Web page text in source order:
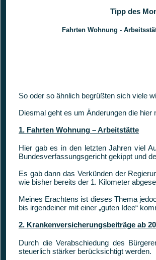
Tipp des
Fahrten Wohnung -
So oder so ähnlich begrüßten sich viele
Diesmal geht es um Änderungen die
1. Fahrten Wohnung – Arbeitstätte
Hier gab es in den letzten Jahren viel
Bundesverfassungsgericht gekippt und
Es gab dann das Verkünden der
wie bisher bereits der 1. Kilometer
Meines Erachtens ist dieses Thema
bis irgendeiner mit einer „guten Idee“
2. Krankenversicherungsbeiträge ab
Durch die Verabschiedung des
steuerlich stärker berücksichtigt werden.